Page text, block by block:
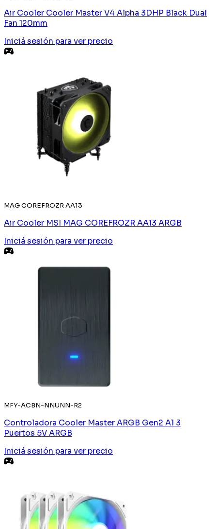
Air Cooler Cooler Master V4 Alpha 3DHP Black Dual
Fan 120mm
Iniciá sesión para ver precio
MAG COREFROZR AA13
Air Cooler MSI MAG COREFROZR AA13 ARGB
Iniciá sesión para ver precio
MFY-ACBN-NNUNN-R2
Controladora Cooler Master ARGB Gen2 A1 3
Puertos 5V ARGB
Iniciá sesión para ver precio